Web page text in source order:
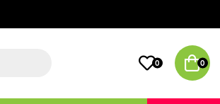
0 0